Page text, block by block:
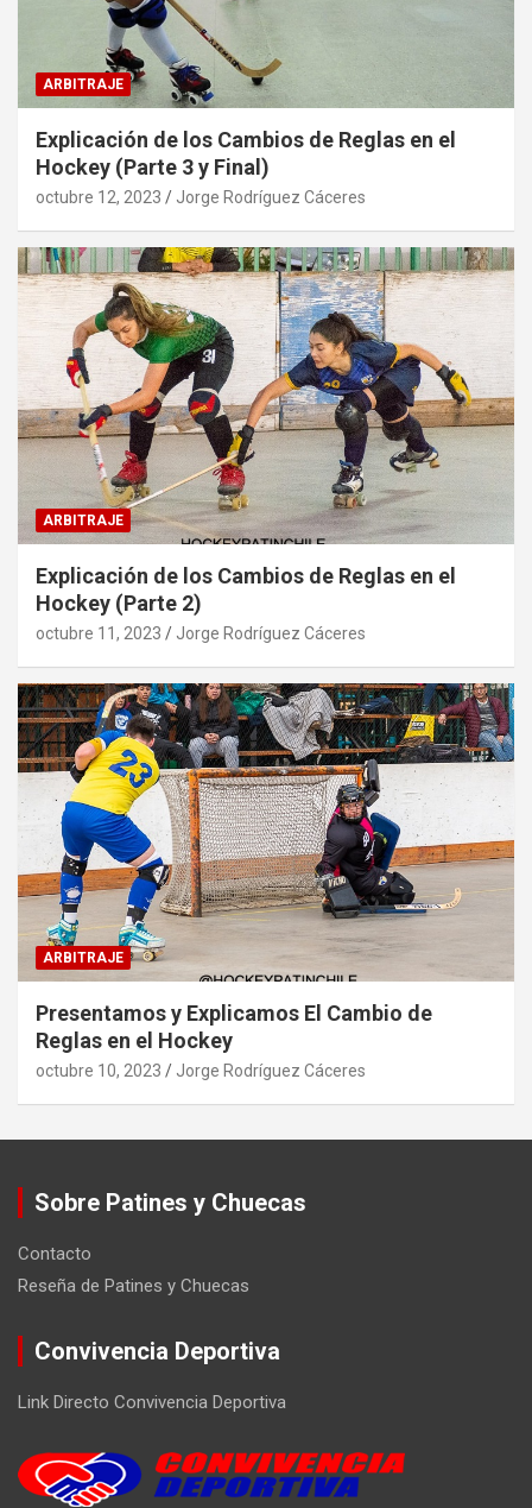
ARBITRAJE
Explicación de los Cambios de Reglas en el
Hockey (Parte 3 y Final)
octubre 12, 2023 Jorge Rodríguez Cáceres
ARBITRAJE
Explicación de los Cambios de Reglas en el
Hockey (Parte 2)
octubre 11, 2023 Jorge Rodríguez Cáceres
ARBITRAJE
Presentamos y Explicamos El Cambio de
Reglas en el Hockey
octubre 10, 2023 Jorge Rodríguez Cáceres
Sobre Patines y Chuecas
Contacto
Reseña de Patines y Chuecas
Convivencia Deportiva
Link Directo Convivencia Deportiva